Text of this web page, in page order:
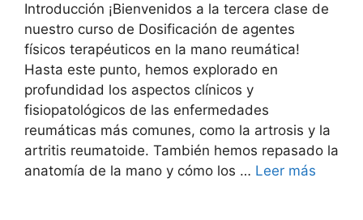
Introducción ¡Bienvenidos a la tercera clase de
nuestro curso de Dosificación de agentes
físicos terapéuticos en la mano reumática!
Hasta este punto, hemos explorado en
profundidad los aspectos clínicos y
fisiopatológicos de las enfermedades
reumáticas más comunes, como la artrosis y la
artritis reumatoide. También hemos repasado la
anatomía de la mano y cómo los … Leer más